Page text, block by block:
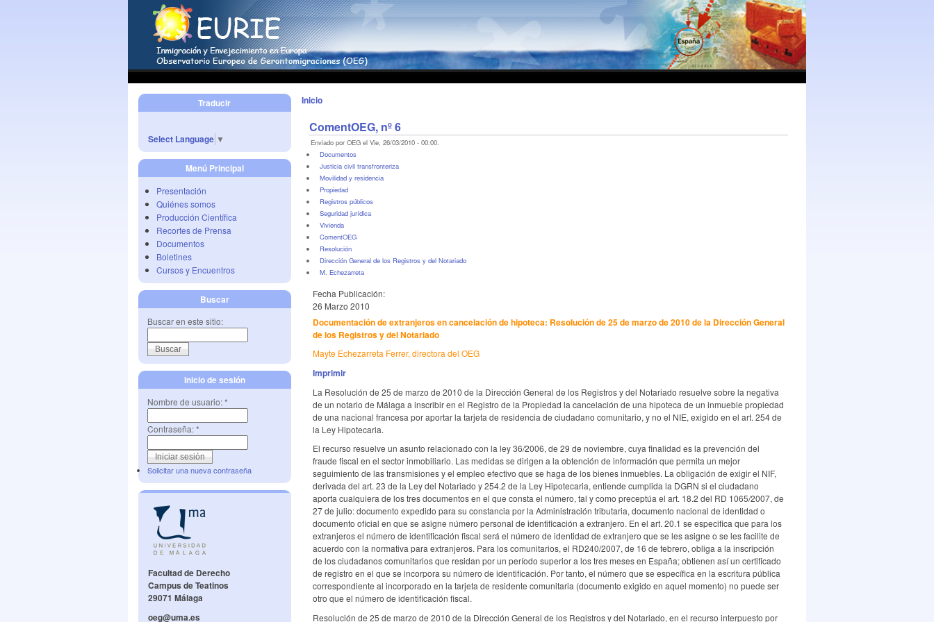
Traducir
Select Language ▼
Menú Principal
Presentación
Quiénes somos
Producción Científica
Recortes de Prensa
Documentos
Boletines
Cursos y Encuentros
Buscar
Buscar en este sitio:
Inicio de sesión
Nombre de usuario:*
Contraseña:*
Solicitar una nueva contraseña
Facultad de Derecho
Campus de Teatinos
29071 Málaga
oeg@uma.es
Inicio
ComentOEG, nº 6
Enviado por OEG el Vie, 26/03/2010 - 00:00.
Documentos
Justicia civil transfronteriza
Movilidad y residencia
Propiedad
Registros públicos
Seguridad jurídica
Vivienda
ComentOEG
Resolución
Dirección General de los Registros y del Notariado
M. Echezarreta
Fecha Publicación:
26 Marzo 2010
Documentación de extranjeros en cancelación de hipoteca: Resolución de 25 de marzo de 2010 de la Dirección General
de los Registros y del Notariado
Mayte Echezarreta Ferrer, directora del OEG
Imprimir
La Resolución de 25 de marzo de 2010 de la Dirección General de los Registros y del Notariado resuelve sobre la negativa
de un notario de Málaga a inscribir en el Registro de la Propiedad la cancelación de una hipoteca de un inmueble propiedad
de una nacional francesa por aportar la tarjeta de residencia de ciudadano comunitario, y no el NIE, exigido en el art. 254 de
la Ley Hipotecaria.
El recurso resuelve un asunto relacionado con la ley 36/2006, de 29 de noviembre, cuya finalidad es la prevención del
fraude fiscal en el sector inmobiliario. Las medidas se dirigen a la obtención de información que permita un mejor
seguimiento de las transmisiones y el empleo efectivo que se haga de los bienes inmuebles. La obligación de exigir el NIF,
derivada del art. 23 de la Ley del Notariado y 254.2 de la Ley Hipotecaria, entiende cumplida la DGRN si el ciudadano
aporta cualquiera de los tres documentos en el que consta el número, tal y como preceptúa el art. 18.2 del RD 1065/2007, de
27 de julio: documento expedido para su constancia por la Administración tributaria, documento nacional de identidad o
documento oficial en que se asigne número personal de identificación a extranjero. En el art. 20.1 se especifica que para los
extranjeros el número de identificación fiscal será el número de identidad de extranjero que se les asigne o se les facilite de
acuerdo con la normativa para extranjeros. Para los comunitarios, el RD240/2007, de 16 de febrero, obliga a la inscripción
de los ciudadanos comunitarios que residan por un período superior a los tres meses en España; obtienen así un certificado
de registro en el que se incorpora su número de identificación. Por tanto, el número que se específica en la escritura pública
correspondiente al incorporado en la tarjeta de residente comunitaria (documento exigido en aquel momento) no puede ser
otro que el número de identificación fiscal.
Resolución de 25 de marzo de 2010 de la Dirección General de los Registros y del Notariado, en el recurso interpuesto por